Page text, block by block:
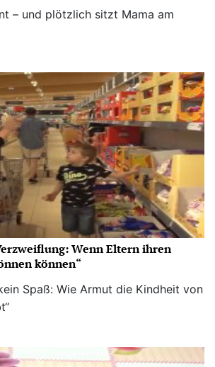
– und plötzlich sitzt Mama am
Wenn Eltern ihren
können“
Spaß: Wie Armut die Kindheit von